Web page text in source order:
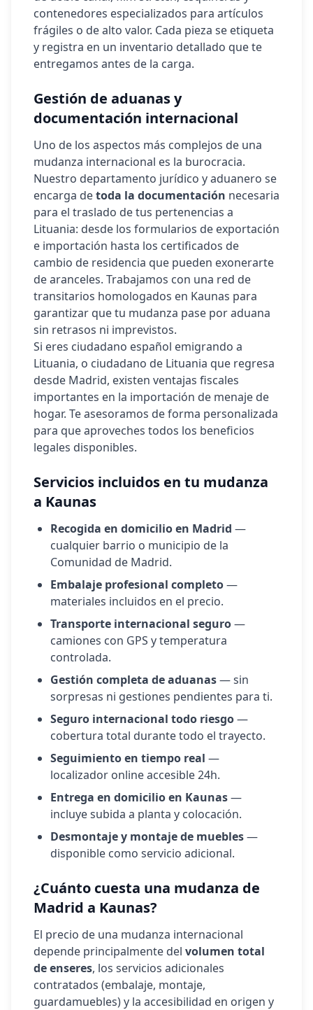
contenedores especializados para artículos
frágiles o de alto valor. Cada pieza se etiqueta
y registra en un inventario detallado que te
entregamos antes de la carga.
Gestión de aduanas y
documentación internacional
Uno de los aspectos más complejos de una
mudanza internacional es la burocracia.
Nuestro departamento jurídico y aduanero se
encarga detoda la documentación necesaria
para el traslado de tus pertenencias a
Lituania: desde los formularios de exportación
e importación hasta los certificados de
cambio de residencia que pueden exonerarte
de aranceles. Trabajamos con una red de
transitarios homologados en Kaunas para
garantizar que tu mudanza pase por aduana
sin retrasos ni imprevistos.
Si eres ciudadano español emigrando a
Lituania, o ciudadano de Lituania que regresa
desde Madrid, existen ventajas fiscales
importantes en la importación de menaje de
hogar. Te asesoramos de forma personalizada
para que aproveches todos los beneficios
legales disponibles.
Servicios incluidos en tu mudanza
a Kaunas
Recogida en domicilio en Madrid —
cualquier barrio o municipio de la
Comunidad de Madrid.
Embalaje profesional completo—
materiales incluidos en el precio.
Transporte internacional seguro—
camiones con GPS y temperatura
controlada.
Gestión completa de aduanas— sin
sorpresas ni gestiones pendientes para ti.
Seguro internacional todo riesgo—
cobertura total durante todo el trayecto.
Seguimiento en tiempo real —
localizador online accesible 24h.
Entrega en domicilio en Kaunas—
incluye subida a planta y colocación.
Desmontaje y montaje de muebles—
disponible como servicio adicional.
¿Cuánto cuesta una mudanza de
Madrid a Kaunas?
El precio de una mudanza internacional
depende principalmente del volumen total
de enseres, los servicios adicionales
contratados (embalaje, montaje,
guardamuebles) y la accesibilidad en origen y